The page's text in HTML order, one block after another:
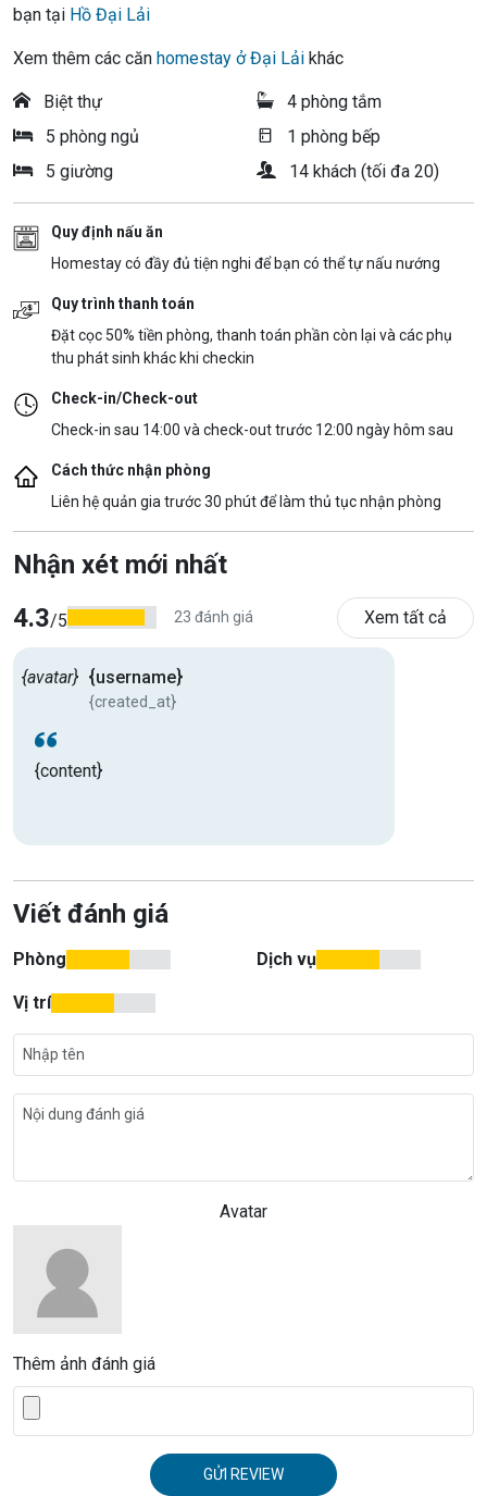
bạn tại Hồ Đại Lải
Xem thêm các căn homestay ở Đại Lải khác
Biệt thự
4 phòng tắm
5 phòng ngủ
1 phòng bếp
5 giường
14 khách (tối đa 20)
Quy định nấu ăn
Homestay có đầy đủ tiện nghi để bạn có thể tự nấu nướng
Quy trình thanh toán
Đặt cọc 50% tiền phòng, thanh toán phần còn lại và các phụ
thu phát sinh khác khi checkin
Check-in/Check-out
Check-in sau 14:00 và check-out trước 12:00 ngày hôm sau
Cách thức nhận phòng
Liên hệ quản gia trước 30 phút để làm thủ tục nhận phòng
Nhận xét mới nhất
4.3/5 23 đánh giá Xem tất cả
{avatar} {username}
{created_at}
{content}
Viết đánh giá
Phòng Dịch vụ
Vị trí
Avatar
Thêm ảnh đánh giá
GỬI REVIEW